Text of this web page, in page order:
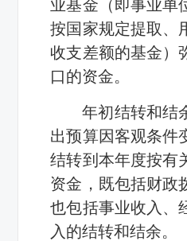
业基金（即事业单
按国家规定提取、
收支差额的基金）
口的资金。
年初结转和结
出预算因客观条件
结转到本年度按有
资金，既包括财政
也包括事业收入、
入的结转和结余。